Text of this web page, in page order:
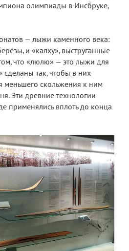
олимпиады в Инсбруке,
— лыжи каменного века:
и «калху», выструганные
что «люлю» — это лыжи для
сделаны так, чтобы в них
меньшего скольжения к ним
Эти древние технологии
применялись вплоть до конца